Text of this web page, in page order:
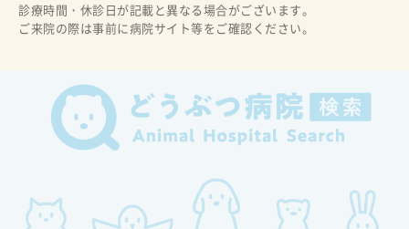
診療時間・休診日が記載と異なる場合がございます。
ご来院の際は事前に病院サイト等をご確認ください。